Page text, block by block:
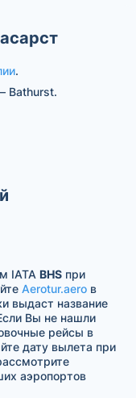
.
Bathurst.
IATA BHS при
Aerotur.aero в
выдаст название
Вы не нашли
рейсы в
дату вылета при
аэропортов